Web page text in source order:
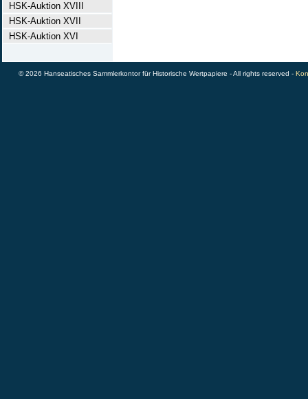
HSK-Auktion XVIII
HSK-Auktion XVII
HSK-Auktion XVI
© 2026 Hanseatisches Sammlerkontor für Historische Wertpapiere - All rights reserved -